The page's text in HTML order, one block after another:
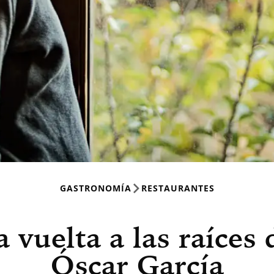
GASTRONOMÍA RESTAURANTES
vuelta a las raíces
Óscar García